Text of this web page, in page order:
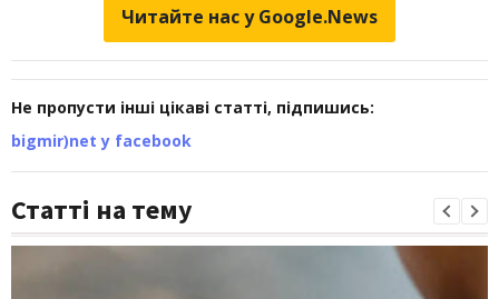
Читайте нас у Google.News
Не пропусти інші цікаві статті, підпишись:
bigmir)net у facebook
Статті на тему